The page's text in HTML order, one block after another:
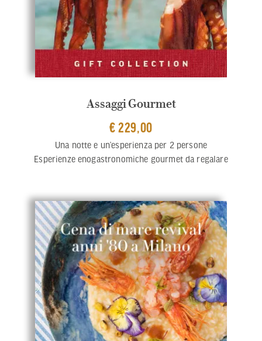
Assaggi Gourmet
€ 229,00
Una notte e un’esperienza per 2 persone
Esperienze enogastronomiche gourmet da regalare